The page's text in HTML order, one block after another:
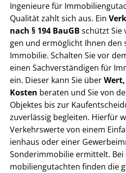
Ingenieure für
Qualität zahlt sich aus. Ein
nach § 194 BauGB schützt
gen und ermöglicht Ihnen den
Immobilie. Schalten Sie vor
einen Sach­ver­stän­di­gen für
ein. Dieser kann Sie über
Kosten beraten und Sie von
Objektes bis zur
zuverlässig begleiten. Hierfür
Verkehrswerte von einem
i­en­haus oder einer
Sonderimmobilie ermittelt.
mo­bi­li­en­gut­ach­ten finden die